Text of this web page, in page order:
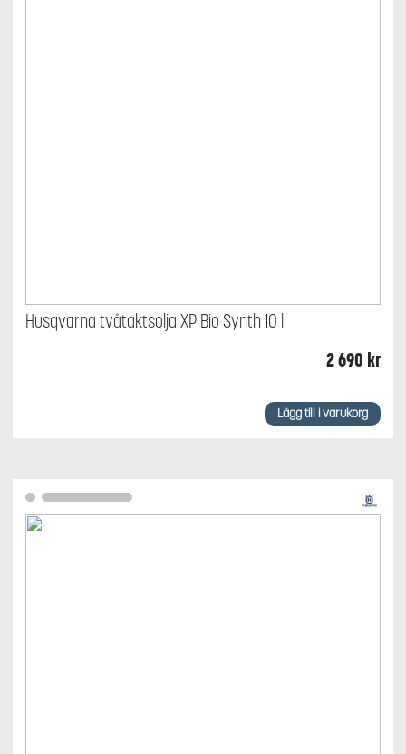
Husqvarna tvåtaktsolja XP Bio Synth 10 l
2 690 kr
Lägg till i varukorg